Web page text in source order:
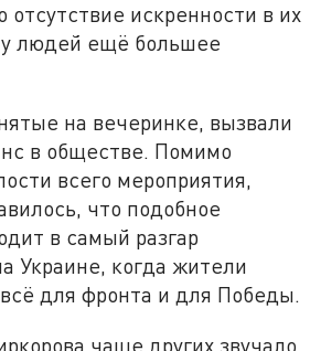
отсутствие искренности в их
у людей ещё большее
на вечеринке, вызвали
в обществе. Помимо
всего мероприятия,
что подобное
в самый разгар
Украине, когда жители
для фронта и для Победы.
чаще других звучало